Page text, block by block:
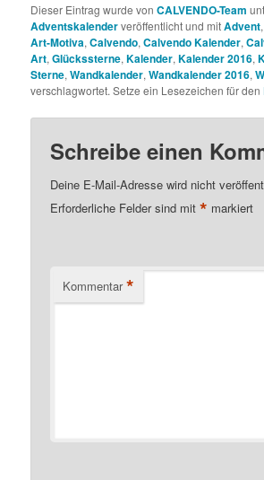
Dieser Eintrag wurde vonCALVENDO-Team
Adventskalenderveröffentlicht und mitAdvent
Art-Motiva,Calvendo,Calvendo Kalender,
Art,Glückssterne,Kalender,Kalender 2016,
Sterne,Wandkalender,Wandkalender 2016,
verschlagwortet. Setze ein Lesezeichen für den
Schreibe einen
Deine E-Mail-Adresse wird nicht
Erforderliche Felder sind mit* markiert
Kommentar *